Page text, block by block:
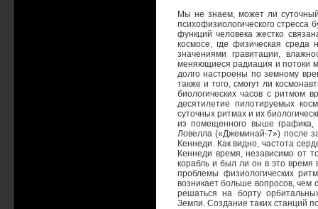
Мы не знаем, может ли
психофизиологического стресса
функций человека жестко
космосе, где физическая среда
значениями гравитации,
меняющиеся радиация и потоки
долго настроены по земному
также и того, смогут ли
биологических часов с ритмом
десятилетие пилотируемых
суточных ритмах и их
из помещенного выше графика,
Ловелла («Джеминай-7») после
Кеннеди. Как видно, частота
Кеннеди время, независимо от
корабль и был ли он в это время
проблемы физиологических
возникает больше вопросов, чем
решаться на борту
Земли. Создание таких станций